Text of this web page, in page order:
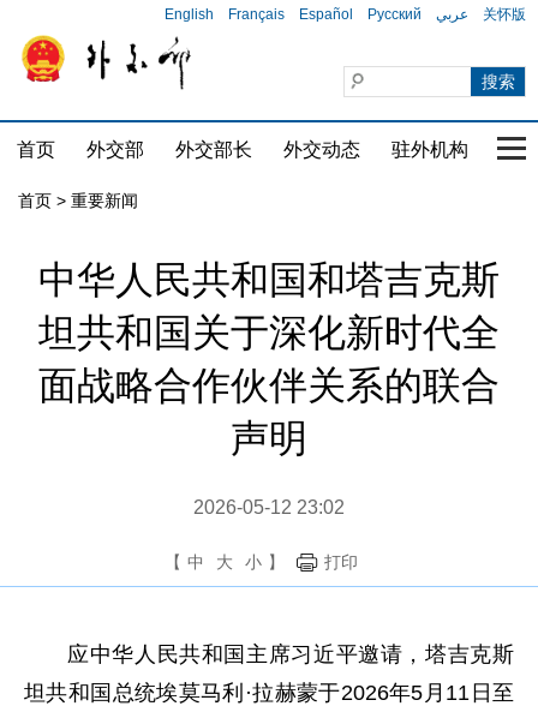
English Français Español Русский عربي 关怀版
首页 外交部 外交部长 外交动态 驻外机构 国
首页 > 重要新闻
中华人民共和国和塔吉克斯
坦共和国关于深化新时代全
面战略合作伙伴关系的联合
声明
2026-05-12 23:02
【 中 大 小 】 打印
应中华人民共和国主席习近平邀请，塔吉克斯
坦共和国总统埃莫马利·拉赫蒙于2026年5月11日至